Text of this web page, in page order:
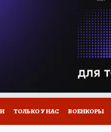
НОВОЕ
ТОЛЬКО У НАС ВОЕНКОРЫ